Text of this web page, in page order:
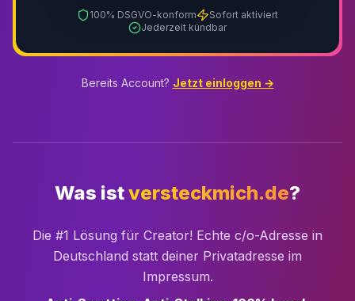
100% DSGVO-konform
Sofort aktiviert
Jederzeit kündbar
Bereits Account? Jetzt einloggen →
Was istversteckmich.de?
Die #1 Lösung für Creator! Echte c/o-Adresse in
Deutschland statt deiner Privatadresse im
Impressum.